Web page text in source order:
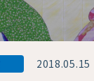
2018.05.15